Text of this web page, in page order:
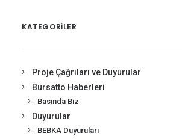
KATEGORİLER
Proje Çağrıları ve Duyurular
Bursatto Haberleri
Basında Biz
Duyurular
BEBKA Duyuruları